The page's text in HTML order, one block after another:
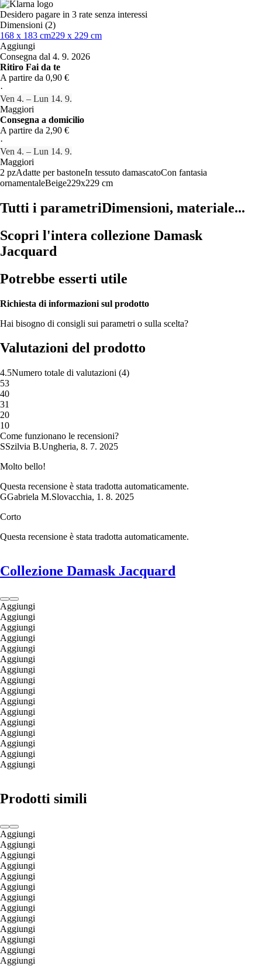
Desidero pagare in 3 rate senza interessi
Dimensioni (2)
168 x 183 cm229 x 229 cm
Aggiungi
Consegna dal 4. 9. 2026
Ritiro Fai da te
A partire da 0,90 €
·
Ven 4. – Lun 14. 9.
Maggiori
Consegna a domicilio
A partire da 2,90 €
·
Ven 4. – Lun 14. 9.
Maggiori
2 pzAdatte per bastoneIn tessuto damascatoCon fantasia
ornamentaleBeige229x229 cm
Tutti i parametriDimensioni, materiale...
Scopri l'intera collezione Damask
Jacquard
Potrebbe esserti utile
Richiesta di informazioni sul prodotto
Hai bisogno di consigli sui parametri o sulla scelta?
Valutazioni del prodotto
4.5Numero totale di valutazioni (4)
53
40
31
20
10
Come funzionano le recensioni?
SSzilvia B.Ungheria, 8. 7. 2025
Molto bello!
Questa recensione è stata tradotta automaticamente.
GGabriela M.Slovacchia, 1. 8. 2025
Corto
Questa recensione è stata tradotta automaticamente.
Collezione Damask Jacquard
Aggiungi
Aggiungi
Aggiungi
Aggiungi
Aggiungi
Aggiungi
Aggiungi
Aggiungi
Aggiungi
Aggiungi
Aggiungi
Aggiungi
Aggiungi
Aggiungi
Aggiungi
Aggiungi
Prodotti simili
Aggiungi
Aggiungi
Aggiungi
Aggiungi
Aggiungi
Aggiungi
Aggiungi
Aggiungi
Aggiungi
Aggiungi
Aggiungi
Aggiungi
Aggiungi